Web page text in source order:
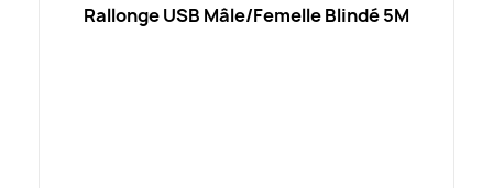
Rallonge USB Mâle/Femelle Blindé 5M